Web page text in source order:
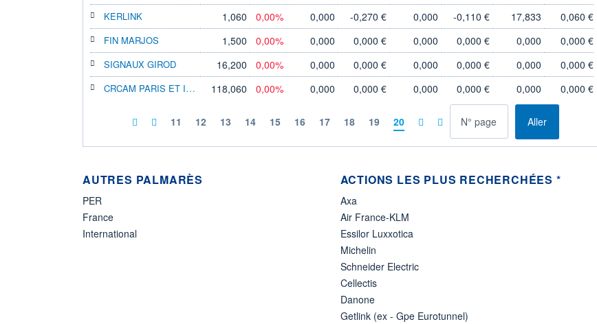
KERLINK 1,060 0,00% 0,000 -0,270 € 0,000 -0,110 € 17,833 0,060 €
FIN MARJOS 1,500 0,00% 0,000 0,000 € 0,000 0,000 € 0,000 0,000 €
SIGNAUX GIROD 16,200 0,00% 0,000 0,000 € 0,000 0,000 € 0,000
0,000 €
CRCAM PARIS ET IDF
118,060 0,00% 0,000 0,000 € 0,000 0,000 € 0,000 0,000 €
11 12 13 14 15 16 17 18 19 20 Allerà la page
AUTRES PALMARÈS
PER
France
International
ACTIONS LES PLUS RECHERCHÉES *
Axa
Air France-KLM
Essilor Luxxotica
Michelin
Schneider Electric
Cellectis
Danone
Getlink (ex - Gpe Eurotunnel)